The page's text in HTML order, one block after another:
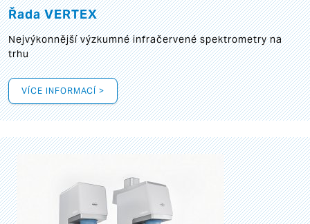
Řada VERTEX
Nejvýkonnější výzkumné infračervené spektrometry na
trhu
VÍCE INFORMACÍ >